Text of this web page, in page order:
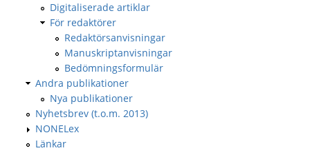
Digitaliserade artiklar
För redaktörer
Redaktörsanvisningar
Manuskriptanvisningar
Bedömningsformulär
Andra publikationer
Nya publikationer
Nyhetsbrev (t.o.m. 2013)
NONELex
Länkar